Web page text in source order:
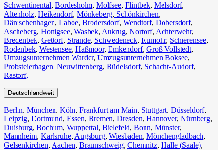
Schwentinental, Bordesholm, Molfsee, Flintbek, Melsdorf,
Altenholz, Heikendorf, Mönkeberg, Schönkirchen,
Dänischenhagen, Laboe, Brodersdorf, Wendtorf, Dobersdorf,
Ascheberg, Honigsee, Wasbek, Aukrug, Nortorf, Achterwehr,
Bredenbek, Gettorf, Strande, Schwedeneck, Rumohr, Schierensee,
Rodenbek, Westensee, Haßmoor, Emkendorf, Groß Vollstedt,
Umzugsunternehmen Warder, Umzugsunternehmen Boksee,
Probsteierhagen, Neuwittenberg, Büdelsdorf, Schacht-Audorf,
Rastorf,
Deutschlandweit
Berlin⁠, München, Köln⁠, Frankfurt am Main, Stuttgart, Düsseldorf,
Leipzig, Dortmund, Essen, Bremen, Dresden, Hannover, Nürnberg,
Duisburg⁠, Bochum, Wuppertal⁠, Bielefeld⁠, Bonn⁠, Münster⁠,
Mannheim, Karlsruhe, Augsburg, Wiesbaden⁠, Mönchengladbach⁠,
Gelsenkirchen⁠, Aachen⁠, Braunschweig, Chemnitz⁠, Halle (Saale)⁠,